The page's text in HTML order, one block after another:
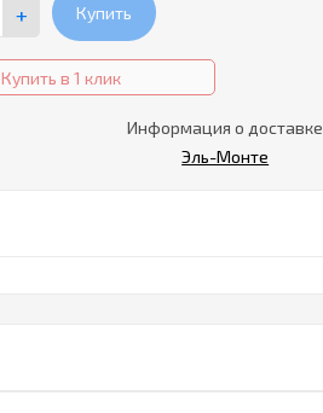
+ Купить
Купить в 1 клик
Информация о доставке
Эль-Монте